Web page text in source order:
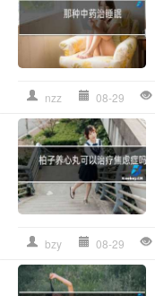
nzz 08-29
bzy 08-29